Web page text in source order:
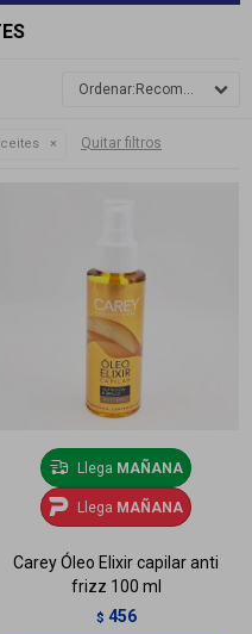
Recomendados
Quitar filtros
Llega MAÑANA
Llega MAÑANA
Carey Óleo Elixir capilar anti
frizz 100 ml
$ 456